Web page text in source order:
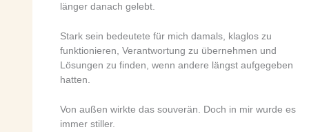
länger danach gelebt.
Stark sein bedeutete für mich damals, klaglos zu
funktionieren, Verantwortung zu übernehmen und
Lösungen zu finden, wenn andere längst aufgegeben
hatten.
Von außen wirkte das souverän. Doch in mir wurde es
immer stiller.